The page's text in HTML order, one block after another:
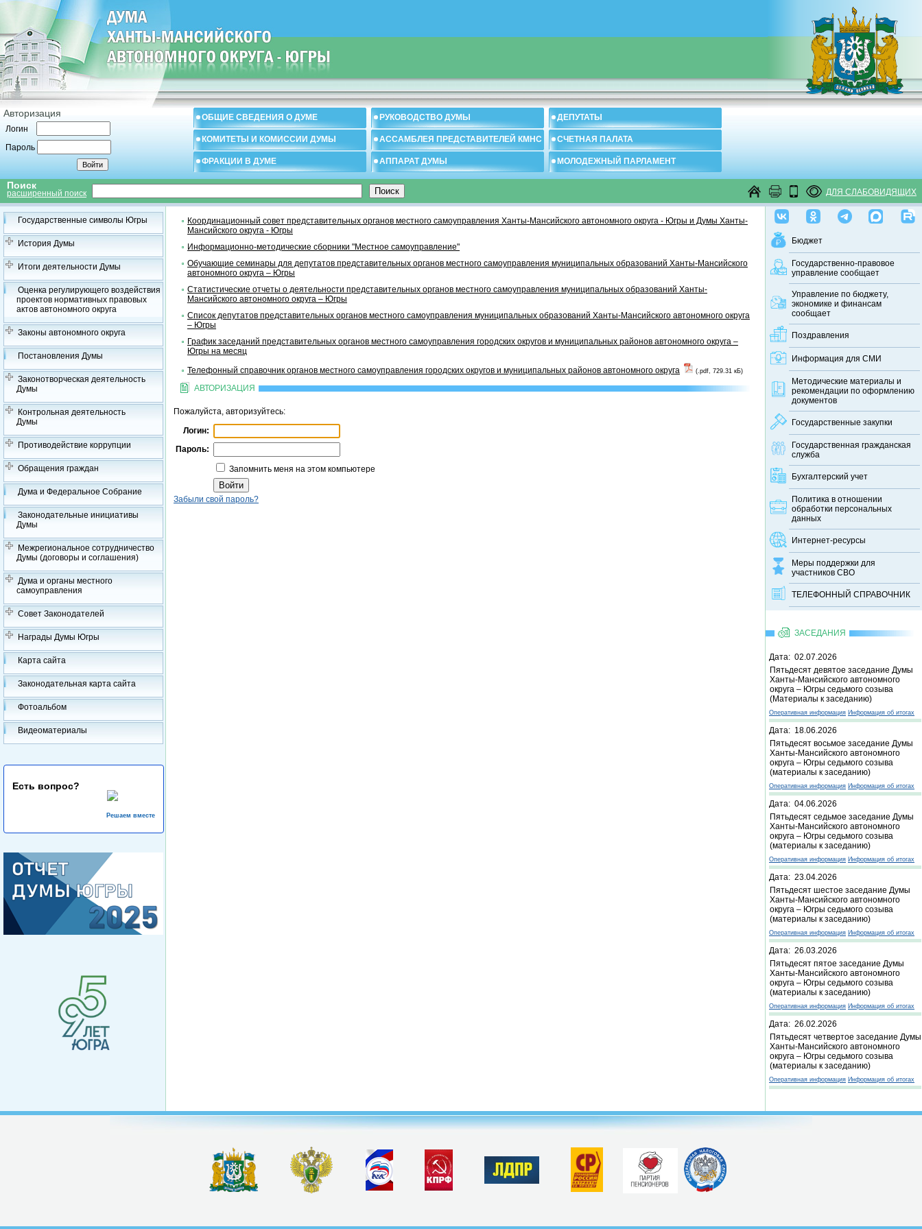
Авторизация
Логин
Пароль
ОБЩИЕ СВЕДЕНИЯ О ДУМЕ РУКОВОДСТВО ДУМЫ ДЕПУТАТЫ
КОМИТЕТЫ И КОМИССИИ ДУМЫ АССАМБЛЕЯ ПРЕДСТАВИТЕЛЕЙ КМНС СЧЕТНАЯ ПАЛАТА
ФРАКЦИИ В ДУМЕ АППАРАТ ДУМЫ МОЛОДЕЖНЫЙ ПАРЛАМЕНТ
Поиск
расширенный поиск ДЛЯ СЛАБОВИДЯЩИХ
Государственные символы Югры
История Думы
Итоги деятельности Думы
Оценка регулирующего воздействия
проектов нормативных правовых
актов автономного округа
Законы автономного округа
Постановления Думы
Законотворческая деятельность
Думы
Контрольная деятельность
Думы
Противодействие коррупции
Обращения граждан
Дума и Федеральное Собрание
Законодательные инициативы
Думы
Межрегиональное сотрудничество
Думы (договоры и соглашения)
Дума и органы местного
самоуправления
Совет Законодателей
Награды Думы Югры
Карта сайта
Законодательная карта сайта
Фотоальбом
Видеоматериалы
Есть вопрос?
Решаем вместе
Бюджет
Государственно-правовое
управление сообщает
Управление по бюджету,
экономике и финансам
сообщает
Поздравления
Информация для СМИ
Методические материалы и
рекомендации по оформлению
документов
Государственные закупки
Государственная гражданская
служба
Бухгалтерский учет
Политика в отношении
обработки персональных
данных
Интернет-ресурсы
Меры поддержки для
участников СВО
ТЕЛЕФОННЫЙ CПРАВОЧНИК
ЗАСЕДАНИЯ
Дата: 02.07.2026
Пятьдесят девятое заседание Думы
Ханты-Мансийского автономного
округа – Югры седьмого созыва
(Материалы к заседанию)
Оперативная информация Информация об итогах
Дата: 18.06.2026
Пятьдесят восьмое заседание Думы
Ханты-Мансийского автономного
округа – Югры седьмого созыва
(материалы к заседанию)
Оперативная информация Информация об итогах
Дата: 04.06.2026
Пятьдесят седьмое заседание Думы
Ханты-Мансийского автономного
округа – Югры седьмого созыва
(материалы к заседанию)
Оперативная информация Информация об итогах
Дата: 23.04.2026
Пятьдесят шестое заседание Думы
Ханты-Мансийского автономного
округа – Югры седьмого созыва
(материалы к заседанию)
Оперативная информация Информация об итогах
Дата: 26.03.2026
Пятьдесят пятое заседание Думы
Ханты-Мансийского автономного
округа – Югры седьмого созыва
(материалы к заседанию)
Оперативная информация Информация об итогах
Дата: 26.02.2026
Пятьдесят четвертое заседание Думы
Ханты-Мансийского автономного
округа – Югры седьмого созыва
(материалы к заседанию)
Оперативная информация Информация об итогах
Координационный совет представительных органов местного самоуправления Ханты-Мансийского автономного округа - Югры и Думы Ханты-
Мансийского округа - Югры
Информационно-методические сборники "Местное самоуправление"
Обучающие семинары для депутатов представительных органов местного самоуправления муниципальных образований Ханты-Мансийского
автономного округа – Югры
Статистические отчеты о деятельности представительных органов местного самоуправления муниципальных образований Ханты-
Мансийского автономного округа – Югры
Список депутатов представительных органов местного самоуправления муниципальных образований Ханты-Мансийского автономного округа
– Югры
График заседаний представительных органов местного самоуправления городских округов и муниципальных районов автономного округа –
Югры на месяц
Телефонный справочник органов местного самоуправления городских округов и муниципальных районов автономного округа
(.pdf, 729.31 кБ)
АВТОРИЗАЦИЯ
Пожалуйста, авторизуйтесь:
Логин:
Пароль:
Запомнить меня на этом компьютере
Забыли свой пароль?